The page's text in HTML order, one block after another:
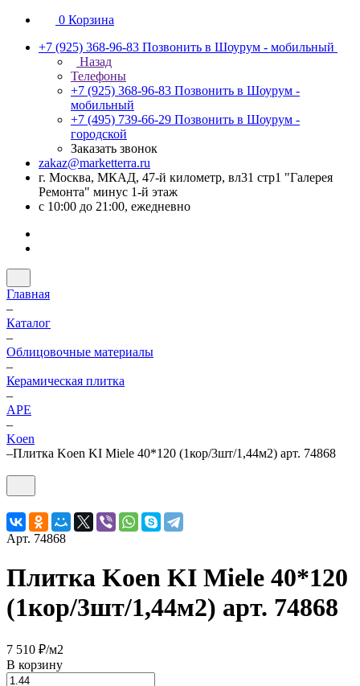
0 Корзина
+7 (925) 368-96-83 Позвонить в Шоурум - мобильный
Назад
Телефоны
+7 (925) 368-96-83 Позвонить в Шоурум -
мобильный
+7 (495) 739-66-29 Позвонить в Шоурум -
городской
Заказать звонок
zakaz@marketterra.ru
г. Москва, МКАД, 47-й километр, вл31 стр1 "Галерея
Ремонта" минус 1-й этаж
с 10:00 до 21:00, ежедневно
Главная
–
Каталог
–
Облицовочные материалы
–
Керамическая плитка
–
APE
–
Koen
–Плитка Koen KI Miele 40*120 (1кор/3шт/1,44м2) арт. 74868
Арт. 74868
Плитка Koen KI Miele 40*120
(1кор/3шт/1,44м2) арт. 74868
7 510 ₽/м2
В корзину